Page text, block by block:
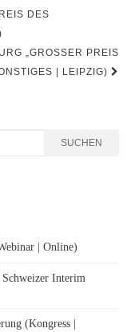
DES M
„GROSSER PREIS D
| LEIPZIG)
SUCHEN
| Online)
Schweizer Interim
(Kongress |